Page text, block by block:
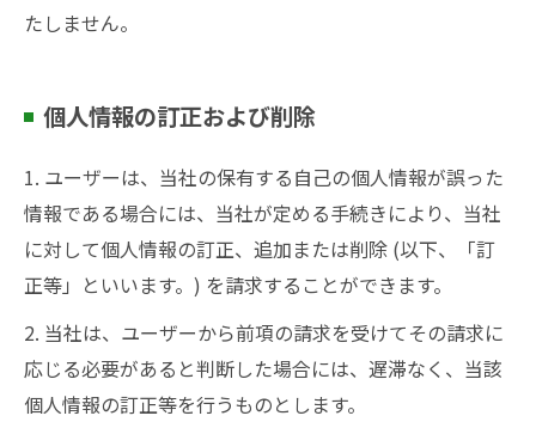
たしません。
個人情報の訂正および削除
1. ユーザーは、当社の保有する自己の個人情報が誤った
情報である場合には、当社が定める手続きにより、当社
に対して個人情報の訂正、追加または削除 (以下、「訂
正等」といいます。) を請求することができます。
2. 当社は、ユーザーから前項の請求を受けてその請求に
応じる必要があると判断した場合には、遅滞なく、当該
個人情報の訂正等を行うものとします。